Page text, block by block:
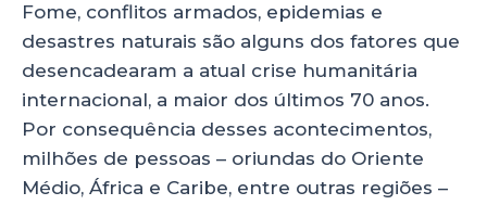
Fome, conflitos armados, epidemias e
desastres naturais são alguns dos fatores que
desencadearam a atual crise humanitária
internacional, a maior dos últimos 70 anos.
Por consequência desses acontecimentos,
milhões de pessoas – oriundas do Oriente
Médio, África e Caribe, entre outras regiões –